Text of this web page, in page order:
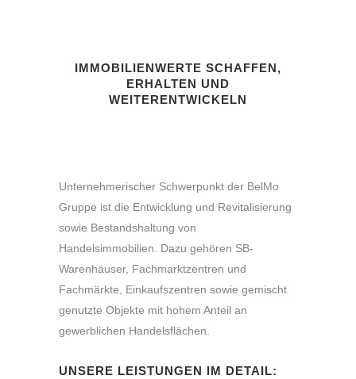
Geschäftsführer war er zuletzt bei
der Movesta GmbH
IMMOBILIENWERTE SCHAFFEN,
ERHALTEN UND
WEITERENTWICKELN
Unternehmerischer Schwerpunkt der BelMo
Gruppe ist die Entwicklung und Revitalisierung
sowie Bestandshaltung von
Handelsimmobilien. Dazu gehören SB-
Warenhäuser, Fachmarktzentren und
Fachmärkte, Einkaufszentren sowie gemischt
genutzte Objekte mit hohem Anteil an
gewerblichen Handelsflächen.
UNSERE LEISTUNGEN IM DETAIL: